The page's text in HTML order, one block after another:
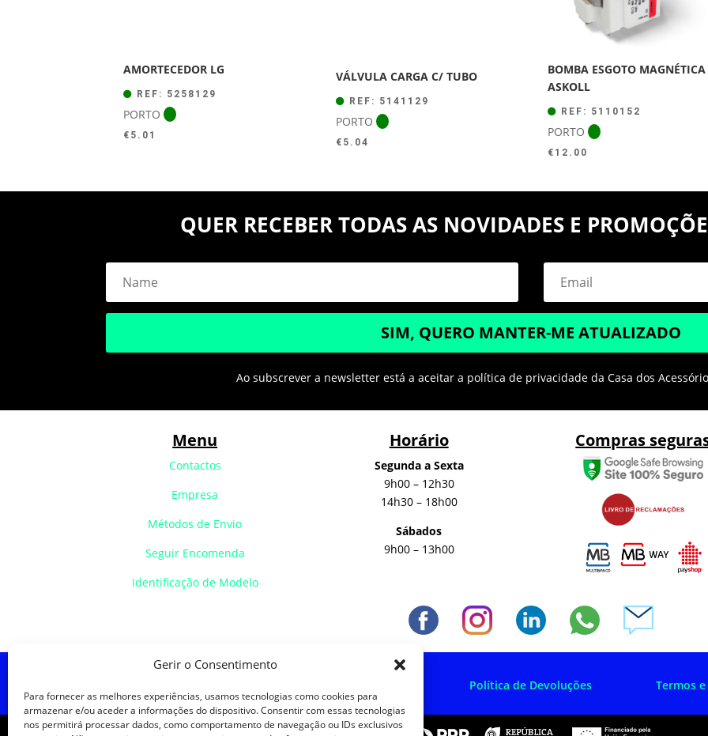
Gerir o Consentimento
Para fornecer as melhores experiências, usamos tecnologias como cookies para
armazenar e/ou aceder a informações do dispositivo. Consentir com essas tecnologias
nos permitirá processar dados, como comportamento de navegação ou IDs exclusivos
AMORTECEDOR LG
REF: 5258129
PORTO
€ 5.01
VÁLVULA CARGA C/ TUBO
REF: 5141129
PORTO
€ 5.04
BOMBA ESGOTO MAGNÉTICA
ASKOLL
REF: 5110152
PORTO
€ 12.00
QUER RECEBER TODAS AS NOVIDADES E
SIM, QUERO MANTER-ME ATUALIZADO
Ao subscrever a newsletter está a aceitar a política de privacidade da Casa dos
Menu
Contactos
Empresa
Métodos de Envio
Seguir Encomenda
Identificação de Modelo
Horário
Segunda a Sexta
9h00 – 12h30
14h30 – 18h00
Sábados
9h00 – 13h00
Compras
Política de Devoluções Termos